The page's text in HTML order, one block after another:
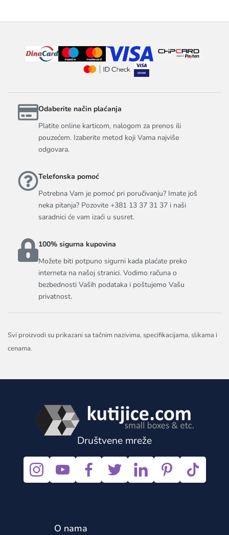
Odaberite način plaćanja
Platite online karticom, nalogom za prenos ili
pouzećem. Izaberite metod koji Vama najviše
odgovara.
Telefonska pomoć
Potrebna Vam je pomoć pri poručivanju? Imate još
neka pitanja? Pozovite +381 13 37 31 37 i naši
saradnici će vam izaći u susret.
100% sigurna kupovina
Možete biti potpuno sigurni kada plaćate preko
interneta na našoj stranici. Vodimo računa o
bezbednosti Vaših podataka i poštujemo Vašu
privatnost.
Svi proizvodi su prikazani sa tačnim nazivima, specifikacijama, slikama i
cenama.
Društvene mreže
O nama